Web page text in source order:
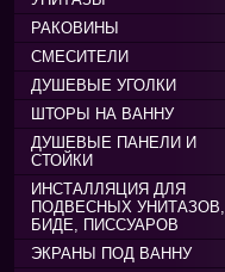
РАКОВИНЫ
СМЕСИТЕЛИ
ДУШЕВЫЕ УГОЛКИ
ШТОРЫ НА ВАННУ
ДУШЕВЫЕ ПАНЕЛИ И
СТОЙКИ
ИНСТАЛЛЯЦИЯ ДЛЯ
ПОДВЕСНЫХ УНИТАЗОВ,
БИДЕ, ПИССУАРОВ
ЭКРАНЫ ПОД ВАННУ